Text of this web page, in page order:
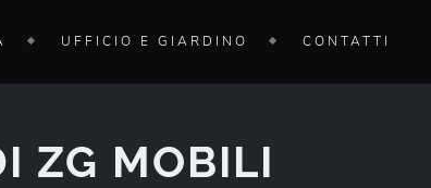
UFFICIO E GIARDINO CONTATTI
ZG MOBILI